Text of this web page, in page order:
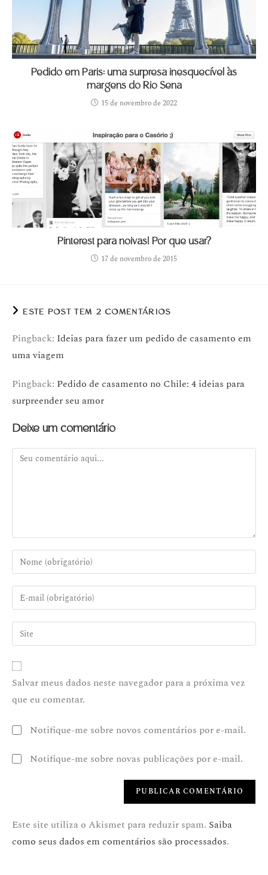
Pedido em Paris: uma surpresa inesquecível às
margens do Rio Sena
15 de novembro de 2022
Pinterest para noivas! Por que usar?
17 de novembro de 2015
ESTE POST TEM 2 COMENTÁRIOS
Pingback: Ideias para fazer um pedido de casamento em
uma viagem
Pingback: Pedido de casamento no Chile: 4 ideias para
surpreender seu amor
Deixe um comentário
Salvar meus dados neste navegador para a próxima vez
que eu comentar.
Notifique-me sobre novos comentários por e-mail.
Notifique-me sobre novas publicações por e-mail.
Este site utiliza o Akismet para reduzir spam. Saiba
como seus dados em comentários são processados.